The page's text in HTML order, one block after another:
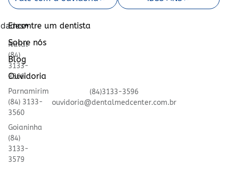
Natal
(84)
3133-
3566
Parnamirim
(84) 3133-
3560
Goianinha
(84)
3133-
3579
Encontre um dentista
Sobre nós
Blog
Ouvidoria
(84)3133-3596
ouvidoria@dentalmedcenter.com.br